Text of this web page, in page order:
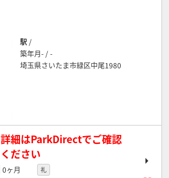
駅 /
築年月- / -
埼玉県さいたま市緑区中尾1980
詳細はParkDirectでご確認
ください
0ヶ月 礼